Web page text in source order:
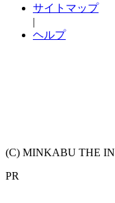
サイトマップ
|
ヘルプ
(C) MINKABU THE
PR